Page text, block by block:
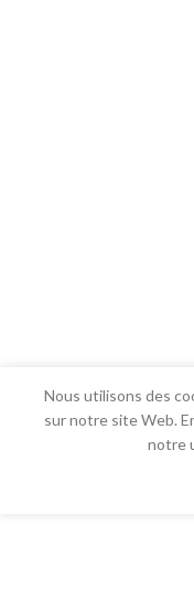
Nous utilisons des
sur notre site Web.
notre